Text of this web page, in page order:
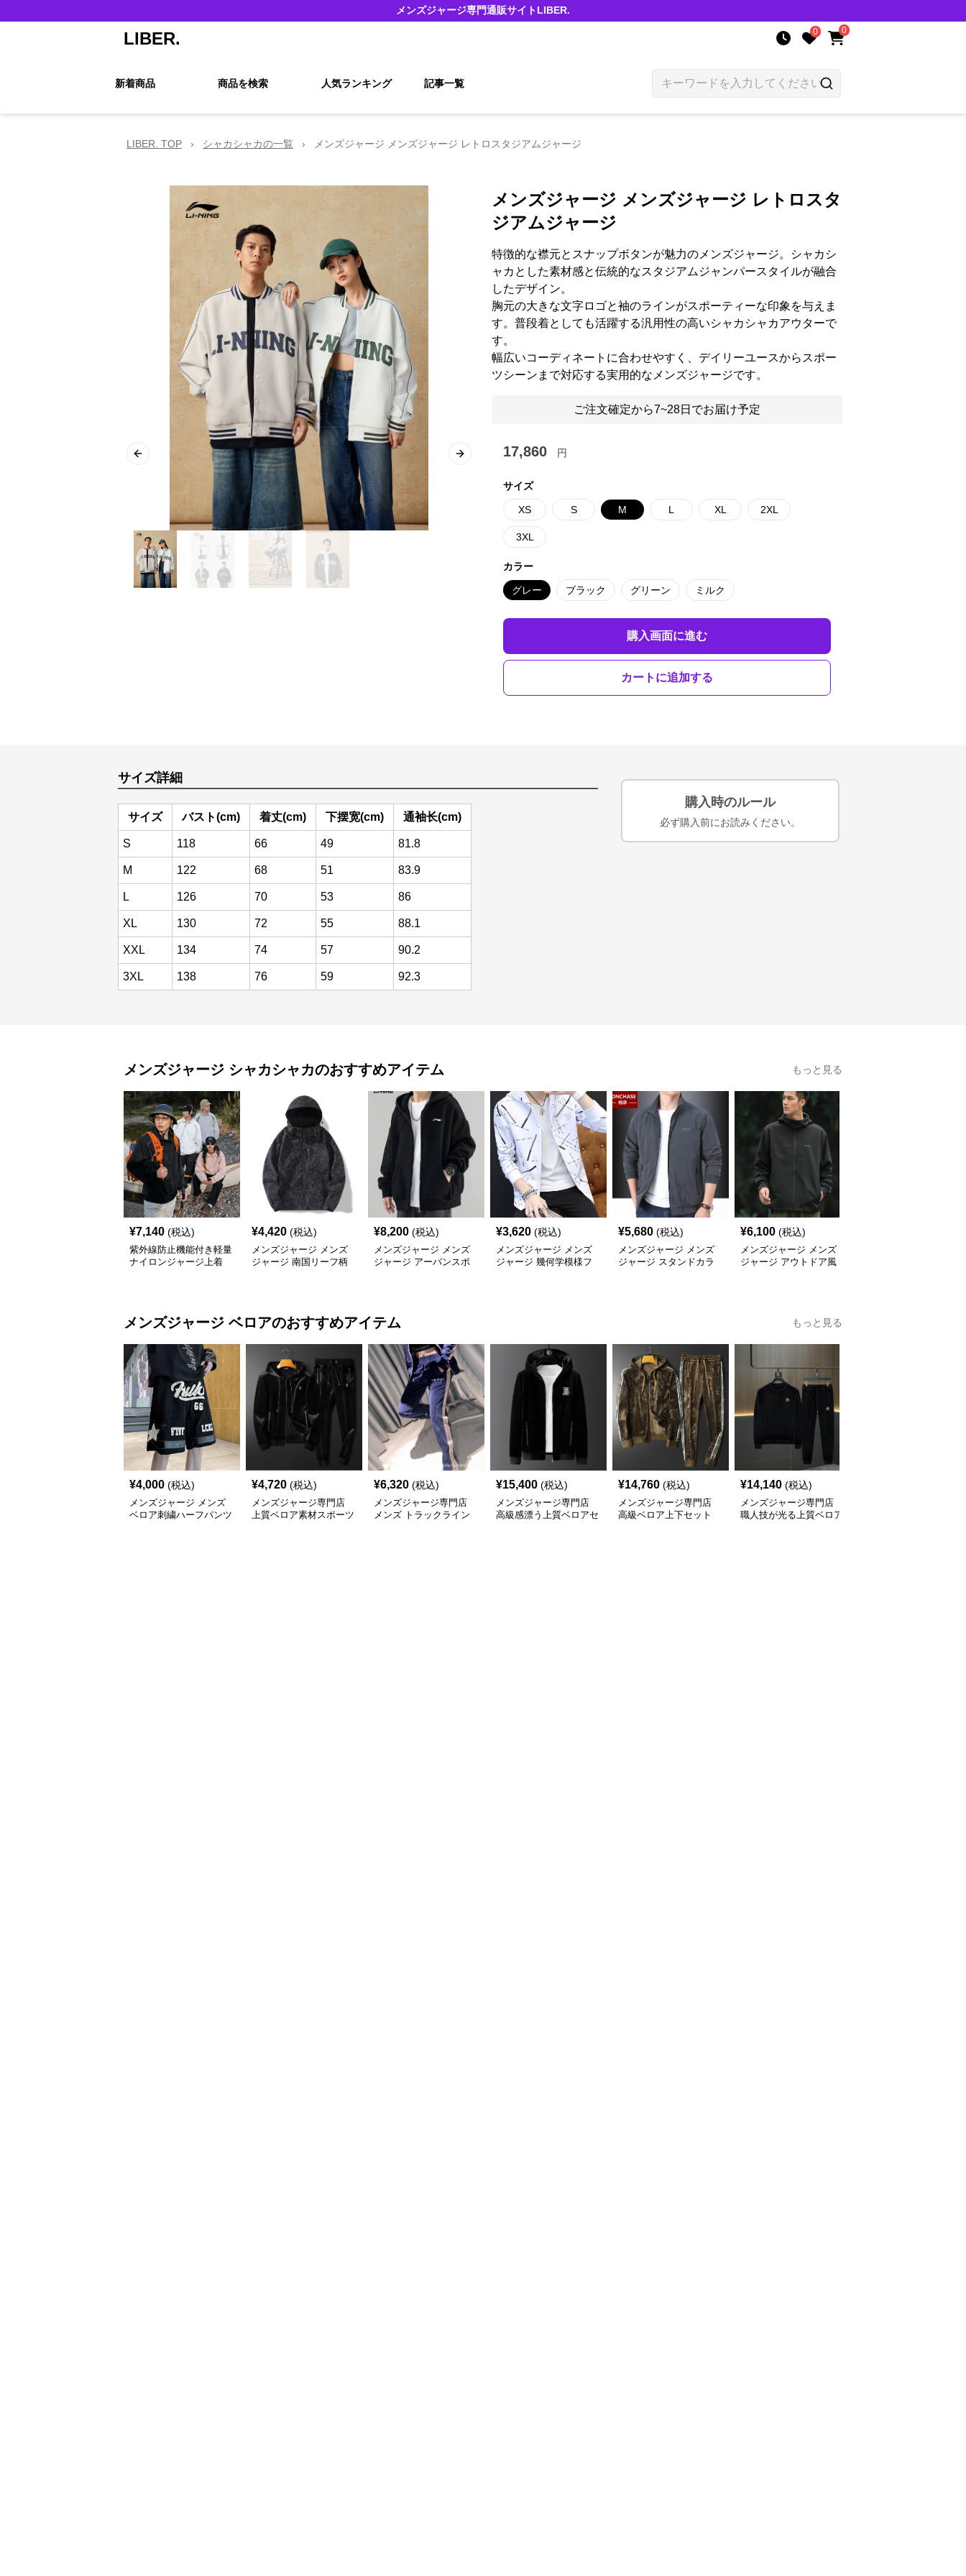
メンズジャージ専門通販サイトLIBER.
LIBER. 0 0
新着商品 商品を検索 人気ランキング 記事一覧
LIBER. TOP › シャカシャカの一覧 › メンズジャージ メンズジャージ レトロスタジアムジャージ
Previous slide Next slide
メンズジャージ メンズジャージ レトロスタ
ジアムジャージ
特徴的な襟元とスナップボタンが魅力のメンズジャージ。シャカシ
ャカとした素材感と伝統的なスタジアムジャンパースタイルが融合
したデザイン。
胸元の大きな文字ロゴと袖のラインがスポーティーな印象を与えま
す。普段着としても活躍する汎用性の高いシャカシャカアウターで
す。
幅広いコーディネートに合わせやすく、デイリーユースからスポー
ツシーンまで対応する実用的なメンズジャージです。
ご注文確定から7~28日でお届け予定
17,860 円
サイズ
XS S M L XL 2XL
3XL
カラー
グレー ブラック グリーン ミルク
購入画面に進む
カートに追加する
サイズ詳細
サイズ バスト(cm) 着丈(cm) 下摆宽(cm) 通袖长(cm)
S 118 66 49 81.8
M 122 68 51 83.9
L 126 70 53 86
XL 130 72 55 88.1
XXL 134 74 57 90.2
3XL 138 76 59 92.3
購入時のルール
必ず購入前にお読みください。
メンズジャージ シャカシャカのおすすめアイテム もっと見る
¥7,140 (税込)
紫外線防止機能付き軽量
ナイロンジャージ上着
¥4,420 (税込)
メンズジャージ メンズ
ジャージ 南国リーフ柄
¥8,200 (税込)
メンズジャージ メンズ
ジャージ アーバンスポ
¥3,620 (税込)
メンズジャージ メンズ
ジャージ 幾何学模様フ
¥5,680 (税込)
メンズジャージ メンズ
ジャージ スタンドカラ
¥6,100 (税込)
メンズジャージ メンズ
ジャージ アウトドア風
メンズジャージ ベロアのおすすめアイテム もっと見る
¥4,000 (税込)
メンズジャージ メンズ
ベロア刺繍ハーフパンツ
¥4,720 (税込)
メンズジャージ専門店
上質ベロア素材スポーツ
¥6,320 (税込)
メンズジャージ専門店
メンズ トラックライン
¥15,400 (税込)
メンズジャージ専門店
高級感漂う上質ベロアセ
¥14,760 (税込)
メンズジャージ専門店
高級ベロア上下セット
¥14,140 (税込)
メンズジャージ専門店
職人技が光る上質ベロア